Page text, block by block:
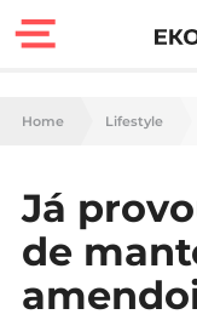
Carreira
Casa
Home Lifestyle
Já
de